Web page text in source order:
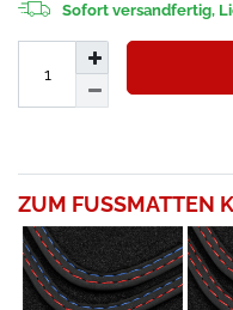
Sofort versandfertig,
ZUM FUSSMATTEN